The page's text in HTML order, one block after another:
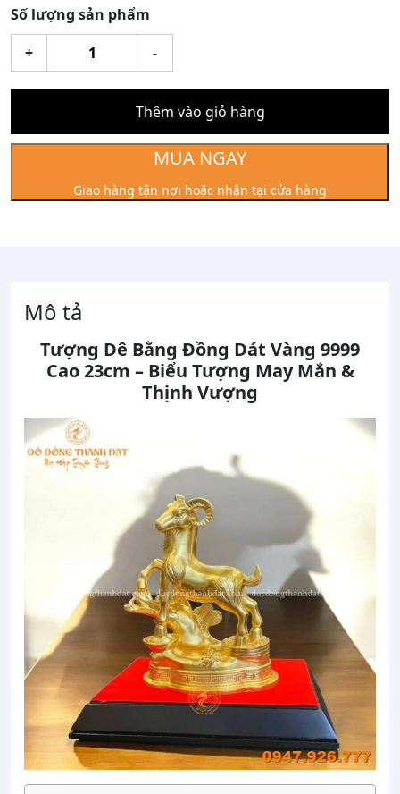
Số lượng sản phẩm
-
Tượng
dê
bằng
dát
cao
+
Thêm vào giỏ hàng
MUA NGAY
Giao hàng tận nơi hoặc nhận tại cửa hàng
Mô tả
Tượng Dê Bằng Đồng Dát Vàng 9999
Cao 23cm – Biểu Tượng May Mắn &
Thịnh Vượng